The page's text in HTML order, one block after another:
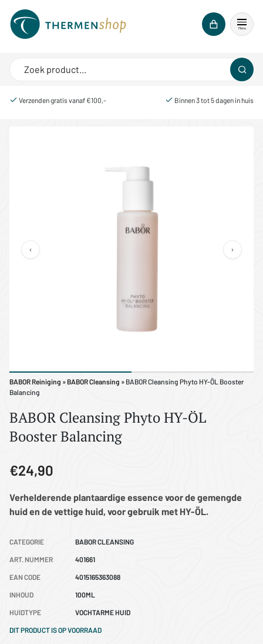
Menu
Verzenden gratis vanaf €100,- Binnen 3 tot 5 dagen in huis
BABOR Reiniging »BABOR Cleansing » BABOR Cleansing Phyto HY-ÖL Booster
Balancing
BABOR Cleansing Phyto HY-ÖL
Booster Balancing
€24,90
Verhelderende plantaardige essence voor de gemengde
huid en de vettige huid, voor gebruik met HY-ÖL.
CATEGORIE BABOR CLEANSING
ART. NUMMER 401661
EAN CODE 4015165363088
INHOUD 100ML
HUIDTYPE VOCHTARME HUID
DIT PRODUCT IS OP VOORRAAD